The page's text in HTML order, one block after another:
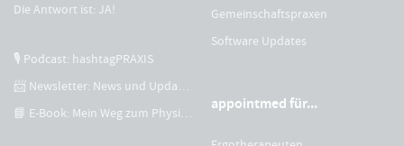
Die Antwort ist: JA!
🎙 Podcast: hashtagPRAXIS
📨 Newsletter: News und Updates
📘 E-Book: Mein Weg zum Physiotherapeuten
Gemeinschaftspraxen
Software Updates
appointmed für...